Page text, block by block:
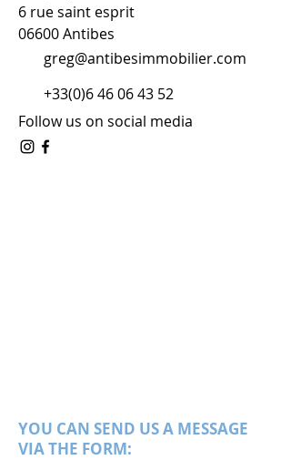
6 rue saint esprit
06600 Antibes
greg@antibesimmobilier.com
+33(0)6 46 06 43 52
Follow us on social media
YOU CAN SEND US A MESSAGE
VIA THE FORM: